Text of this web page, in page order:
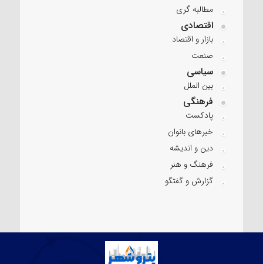
مطالبه گری
اقتصادی
بازار و اقتصاد
صنعت
سیاسی
بین الملل
فرهنگی
پادکست
خبرهای بانوان
دین و اندیشه
فرهنگ و هنر
گزارش و گفتگو